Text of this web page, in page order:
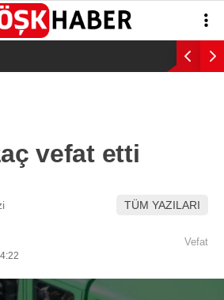
WhatsApp İhbar
Hattı
29°
vefat etti
TÜM YAZILARI
Vefat